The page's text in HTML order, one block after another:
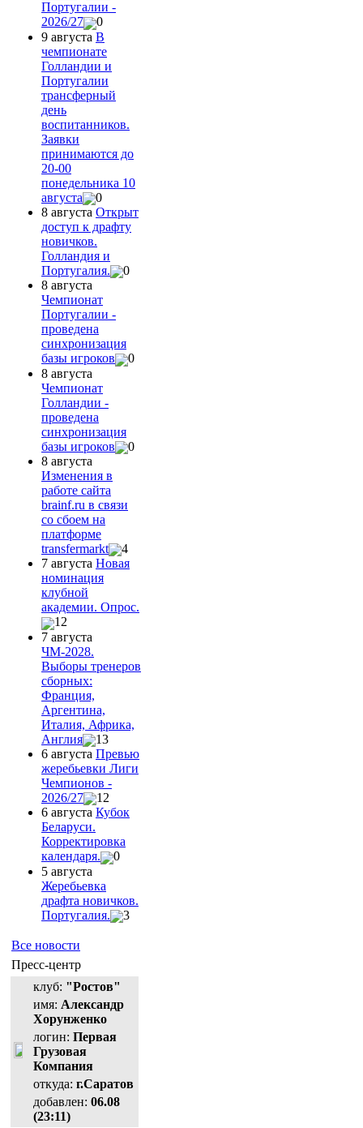
Португалии -
2026/27
0
9 августа В
чемпионате
Голландии и
Португалии
трансферный
день
воспитанников.
Заявки
принимаются до
20-00
понедельника 10
августа
0
8 августа Открыт
доступ к драфту
новичков.
Голландия и
Португалия.
0
8 августа
Чемпионат
Португалии -
проведена
синхронизация
базы игроков
0
8 августа
Чемпионат
Голландии -
проведена
синхронизация
базы игроков
0
8 августа
Изменения в
работе сайта
brainf.ru в связи
со сбоем на
платформе
transfermarkt
4
7 августа Новая
номинация
клубной
академии. Опрос.
12
7 августа
ЧМ-2028.
Выборы тренеров
сборных:
Франция,
Аргентина,
Италия, Африка,
Англия
13
6 августа Превью
жеребьевки Лиги
Чемпионов -
2026/27
12
6 августа Кубок
Беларуси.
Корректировка
календаря.
0
5 августа
Жеребьевка
драфта новичков.
Португалия.
3
Все новости
Пресс-центр
клуб: "Ростов"
имя: Александр
Хорунженко
логин: Первая
Грузовая
Компания
откуда: г.Саратов
добавлен: 06.08
(23:11)